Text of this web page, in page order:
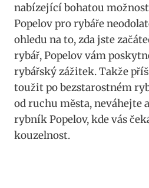
nabízející bohatou
Popelov pro rybáře
ohledu na to, zda jste
rybář, Popelov vám
rybářský zážitek. Takže
toužit po bezstarostném
od ruchu města, neváhejte
rybník Popelov, kde vás
kouzelnost.